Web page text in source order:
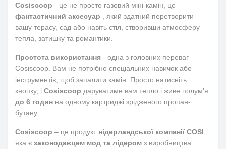
Cosiscoop - це не просто газовий міні-камін, це
фантастичний аксесуар , який здатний перетворити
вашу терасу, сад або навіть стіл, створивши атмосферу
тепла, затишку та романтики.
Простота використання - одна з головних переваг
Cosiscoop. Вам не потрібно спеціальних навичок або
інструментів, щоб запалити камін. Просто натисніть
кнопку, і Cosiscoop даруватиме вам тепло і живе полум'я
до 6 годин на одному картриджі зрідженого пропан-
бутану.
Cosiscoop – це продукт нідерландської компанії COSI
яка є законодавцем мод та лідером з виробництва